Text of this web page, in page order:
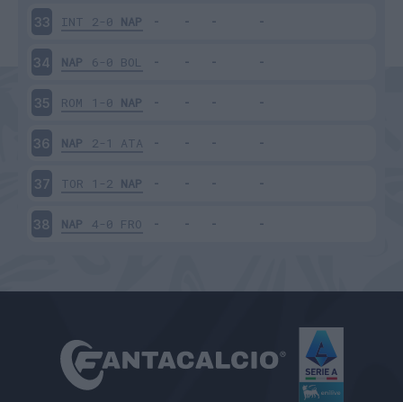
33 INT 2-0 NAP
34 NAP 6-0 BOL
35 ROM 1-0 NAP
36 NAP 2-1 ATA
37 TOR 1-2 NAP
38 NAP 4-0 FRO